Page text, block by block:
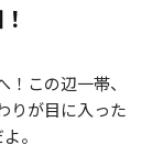
この辺一帯、
りが目に入った
。